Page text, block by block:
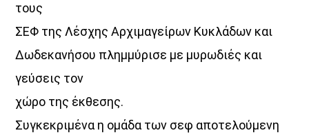
UPCOMING SHOWS
22:00
ΜΟΥΣΙΚΗ
τους
ΣΕΦ της Λέσχης Αρχιμαγείρων Κυκλάδων και
Δωδεκανήσου πλημμύρισε με μυρωδιές και
γεύσεις τον
χώρο της έκθεσης.
Συγκεκριμένα η ομάδα των σεφ αποτελούμενη